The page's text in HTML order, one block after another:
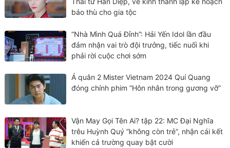
báo thù cho gia tộc
“Nhà Mình Quá Đỉnh”: Hải Yến Idol lần đầu
đảm nhận vai trò đội trưởng, tiếc nuối khi
phải rời cuộc chơi sớm
Á quân 2 Mister Vietnam 2024 Quí Quang
đóng chính phim “Hôn nhân trong gương vỡ”
Vận May Gọi Tên Ai? tập 22: MC Đại Nghĩa
trêu Huỳnh Quý “không còn trẻ”, nhận cái kết
khiến cả trường quay bật cười